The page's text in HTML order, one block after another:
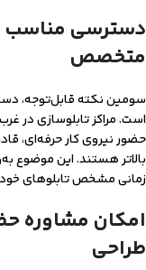
دسترسی مناسب
متخصص
سومین نکته قابل‌توجه،
است. مراکز تابلوسازی در
حضور نیروی کار حرفه‌ای،
بالاتر هستند. این موضوع
زمانی مشخص تابلوهای خود
امکان مشاوره
طراحی